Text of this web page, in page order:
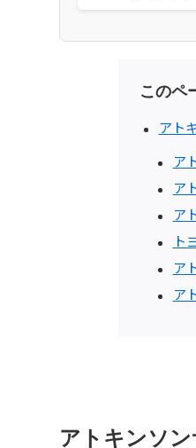
このペ
アト
ア
ア
ア
ト
ア
ア
アトキンソ